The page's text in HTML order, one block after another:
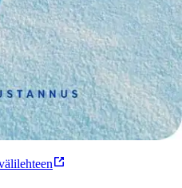
on puutteita tai niitä